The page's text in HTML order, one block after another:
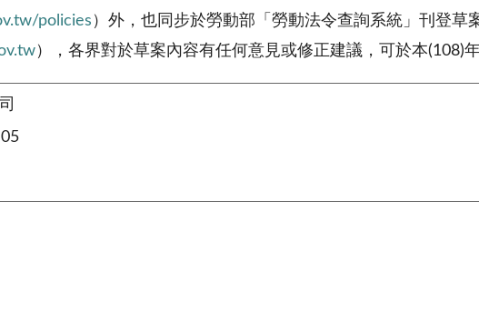
policies ）外，也同步於勞動部「勞動法令查詢系統」刊登草
），各界對於草案內容有任何意見或修正建議，可於本(108)